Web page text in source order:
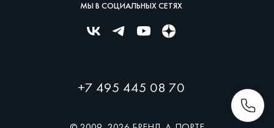
МЫ В СОЦИАЛЬНЫХ СЕТЯХ
+7 495 445 08 70